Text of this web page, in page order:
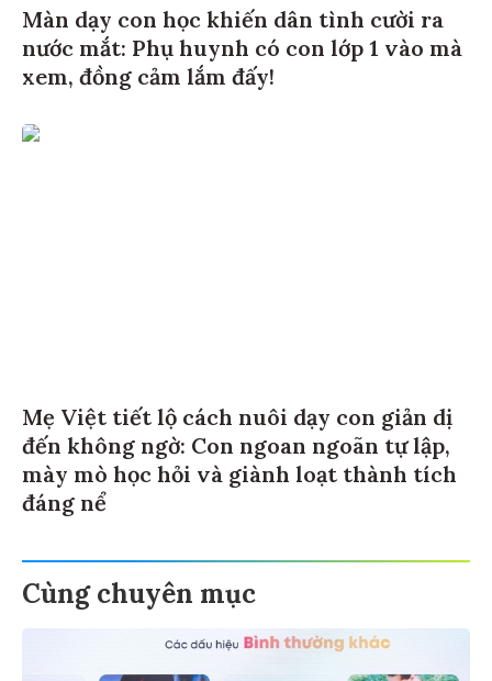
Màn dạy con học khiến dân tình cười ra
nước mắt: Phụ huynh có con lớp 1 vào mà
xem, đồng cảm lắm đấy!
Mẹ Việt tiết lộ cách nuôi dạy con giản dị
đến không ngờ: Con ngoan ngoãn tự lập,
mày mò học hỏi và giành loạt thành tích
đáng nể
Cùng chuyên mục